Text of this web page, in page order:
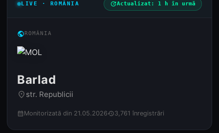
LIVE · ROMÂNIA updateActualizat: 1 h în urmă
publicROMÂNIA
Barlad
place str. Republicii
calendar_month Monitorizată din 21.05.2026history3,761 înregistrări